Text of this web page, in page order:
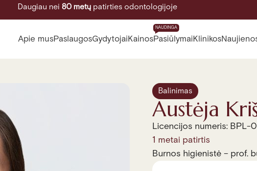
Daugiau nei 80 metųpatirties odontologijoje
Apie musPaslaugosGydytojaiKainosPasiūlymai
NAUDINGA
Klinikos
Balinimas
Austėja
Licencijos numeris: BPL-
1 metai patirtis
Burnos higienistė – prof.